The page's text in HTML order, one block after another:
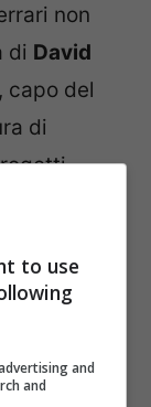
non
di David
capo del
di
lo
to use
and
and